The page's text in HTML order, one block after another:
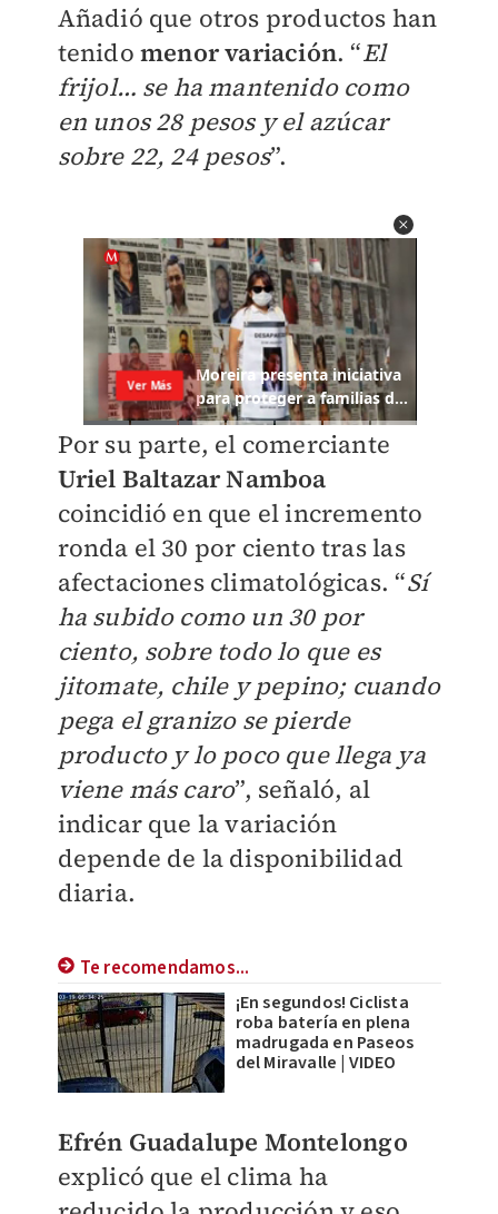
Añadió que otros productos han
tenido menor variación. “El
frijol… se ha mantenido como
en unos 28 pesos y el azúcar
sobre 22, 24 pesos”.
Por su parte, el comerciante
Uriel Baltazar Namboa
coincidió en que el incremento
ronda el 30 por ciento tras las
afectaciones climatológicas. “Sí
ha subido como un 30 por
ciento, sobre todo lo que es
jitomate, chile y pepino; cuando
pega el granizo se pierde
producto y lo poco que llega ya
viene más caro”, señaló, al
indicar que la variación
depende de la disponibilidad
diaria.
Te recomendamos...
¡En segundos! Ciclista
roba batería en plena
madrugada en Paseos
del Miravalle | VIDEO
Efrén Guadalupe Montelongo
explicó que el clima ha